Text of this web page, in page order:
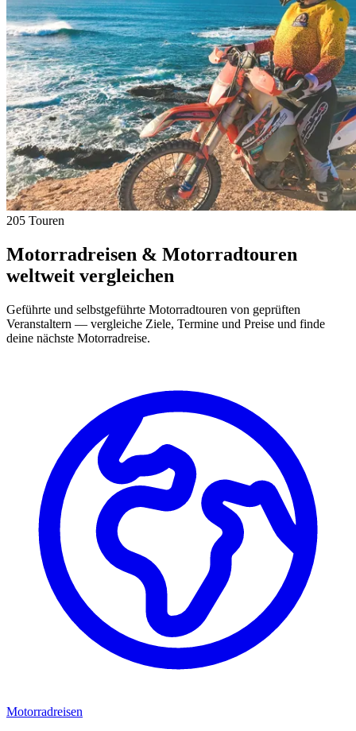
205 Touren
Motorradreisen & Motorradtouren
weltweit vergleichen
Geführte und selbstgeführte Motorradtouren von geprüften
Veranstaltern — vergleiche Ziele, Termine und Preise und finde
deine nächste Motorradreise.
Motorradreisen